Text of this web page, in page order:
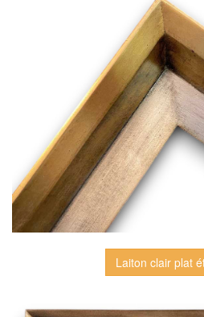
Laiton clair plat